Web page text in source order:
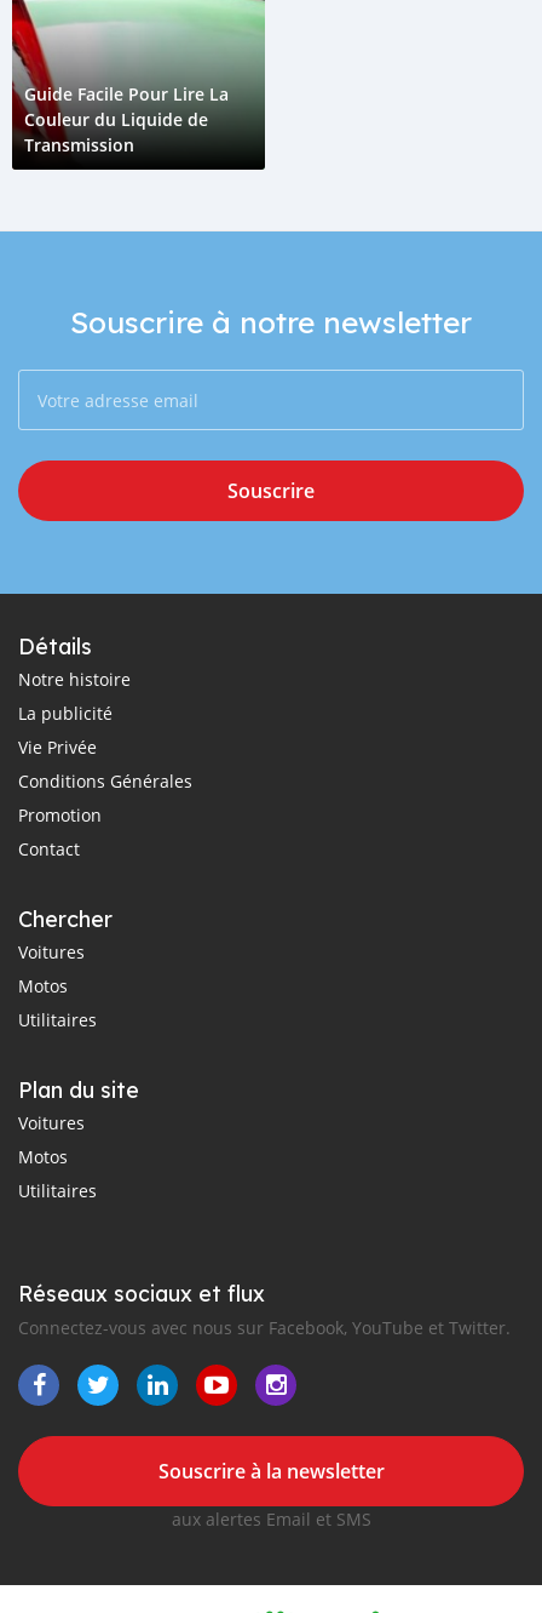
Guide Facile Pour Lire La
Couleur du Liquide de
Transmission
Souscrire à notre newsletter
Souscrire
Détails
Notre histoire
La publicité
Vie Privée
Conditions Générales
Promotion
Contact
Chercher
Voitures
Motos
Utilitaires
Plan du site
Voitures
Motos
Utilitaires
Réseaux sociaux et flux
Connectez-vous avec nous sur Facebook, YouTube et Twitter.
Souscrire à la newsletter
aux alertes Email et SMS